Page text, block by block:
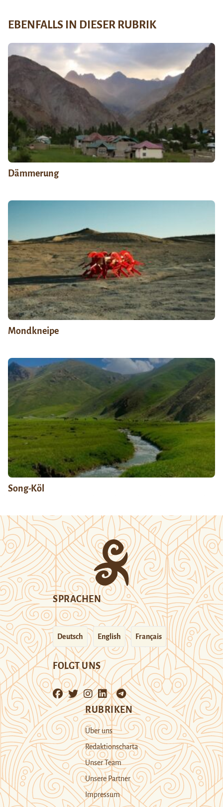
EBENFALLS IN DIESER RUBRIK
Dämmerung
Mondkneipe
Song-Köl
SPRACHEN
Deutsch English Français
FOLGT UNS
RUBRIKEN
Über uns
Redaktionscharta
Unser Team
Unsere Partner
Impressum